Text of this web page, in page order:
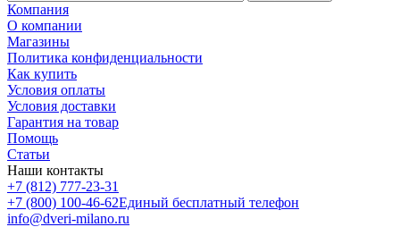
Компания
О компании
Магазины
Политика конфиденциальности
Как купить
Условия оплаты
Условия доставки
Гарантия на товар
Помощь
Статьи
Наши контакты
+7 (812) 777-23-31
+7 (800) 100-46-62Единый бесплатный телефон
info@dveri-milano.ru